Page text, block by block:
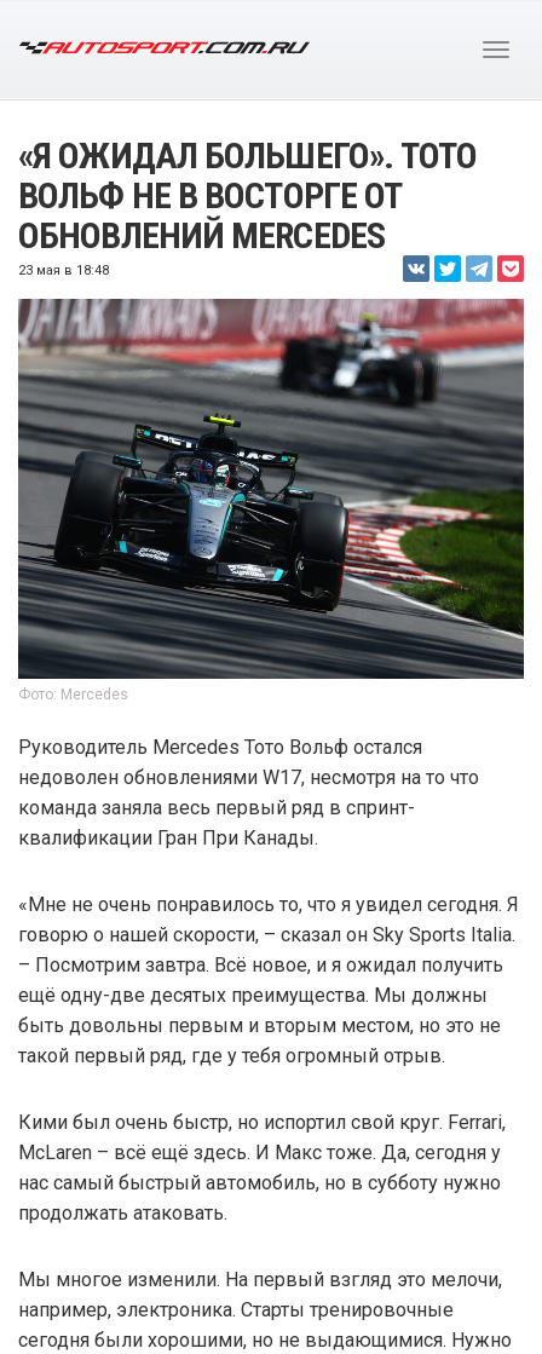
«Я ОЖИДАЛ БОЛЬШЕГО». ТОТО
ВОЛЬФ НЕ В ВОСТОРГЕ ОТ
ОБНОВЛЕНИЙ MERCEDES
23 мая в 18:48
Фото: Mercedes
Руководитель Mercedes Тото Вольф остался
недоволен обновлениями W17, несмотря на то что
команда заняла весь первый ряд в спринт-
квалификации Гран При Канады.
«Мне не очень понравилось то, что я увидел сегодня. Я
говорю о нашей скорости, – сказал он Sky Sports Italia.
– Посмотрим завтра. Всё новое, и я ожидал получить
ещё одну-две десятых преимущества. Мы должны
быть довольны первым и вторым местом, но это не
такой первый ряд, где у тебя огромный отрыв.
Кими был очень быстр, но испортил свой круг. Ferrari,
McLaren – всё ещё здесь. И Макс тоже. Да, сегодня у
нас самый быстрый автомобиль, но в субботу нужно
продолжать атаковать.
Мы многое изменили. На первый взгляд это мелочи,
например, электроника. Старты тренировочные
сегодня были хорошими, но не выдающимися. Нужно